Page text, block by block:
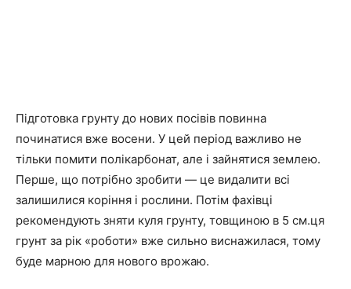
Підготовка грунту до нових посівів повинна
починатися вже восени. У цей період важливо не
тільки помити полікарбонат, але і зайнятися землею.
Перше, що потрібно зробити — це видалити всі
залишилися коріння і рослини. Потім фахівці
рекомендують зняти куля грунту, товщиною в 5 см.ця
грунт за рік «роботи» вже сильно виснажилася, тому
буде марною для нового врожаю.